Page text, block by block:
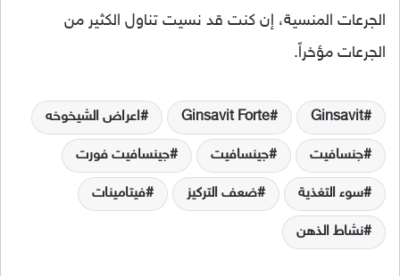
الجرعات المنسية، إن كنت قد نسيت تناول الكثير من
الجرعات مؤخراً.
Ginsavit
Ginsavit Forte اعراض الشيخوخه
جنسافيت جينسافيت جينسافيت فورت
سوء التغذية ضعف التركيز فيتامينات
نشاط الذهن